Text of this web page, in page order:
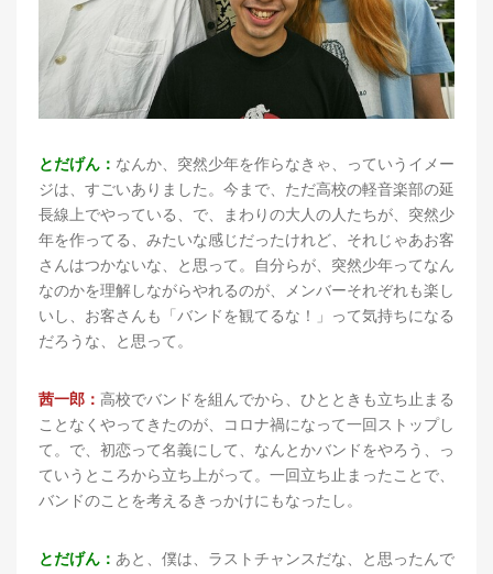
とだげん： なんか、突然少年を作らなきゃ、っていうイメー
ジは、すごいありました。今まで、ただ高校の軽音楽部の延
長線上でやっている、で、まわりの大人の人たちが、突然少
年を作ってる、みたいな感じだったけれど、それじゃあお客
さんはつかないな、と思って。自分らが、突然少年ってなん
なのかを理解しながらやれるのが、メンバーそれぞれも楽し
いし、お客さんも「バンドを観てるな！」って気持ちになる
だろうな、と思って。
茜一郎： 高校でバンドを組んでから、ひとときも立ち止まる
ことなくやってきたのが、コロナ禍になって一回ストップし
て。で、初恋って名義にして、なんとかバンドをやろう、っ
ていうところから立ち上がって。一回立ち止まったことで、
バンドのことを考えるきっかけにもなったし。
とだげん： あと、僕は、ラストチャンスだな、と思ったんで